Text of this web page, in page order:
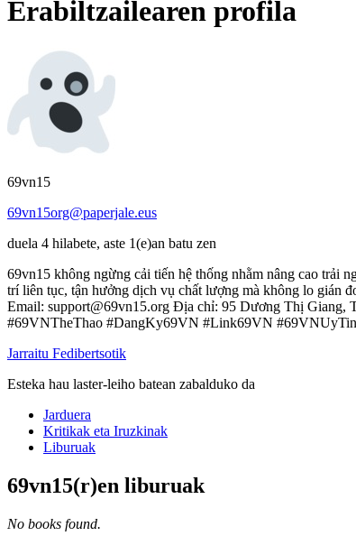
Erabiltzailearen profila
69vn15
69vn15org@paperjale.eus
duela 4 hilabete, aste 1(e)an batu zen
69vn15 không ngừng cải tiến hệ thống nhằm nâng cao trải
trí liên tục, tận hưởng dịch vụ chất lượng mà không lo gián
Email: support@69vn15.org Địa chỉ: 95 Dương Thị
#69VNTheThao #DangKy69VN #Link69VN
Jarraitu Fedibertsotik
Esteka hau laster-leiho batean zabalduko da
Jarduera
Kritikak eta Iruzkinak
Liburuak
69vn15(r)en liburuak
No books found.